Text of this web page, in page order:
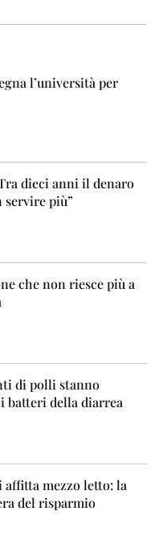
l’università per
dieci anni il denaro
servire più”
che non riesce più a
di polli stanno
batteri della diarrea
affitta mezzo letto: la
del risparmio